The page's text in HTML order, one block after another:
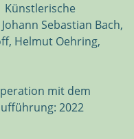
Künstlerische
Sebastian Bach,
Helmut Oehring,
mit dem
2022